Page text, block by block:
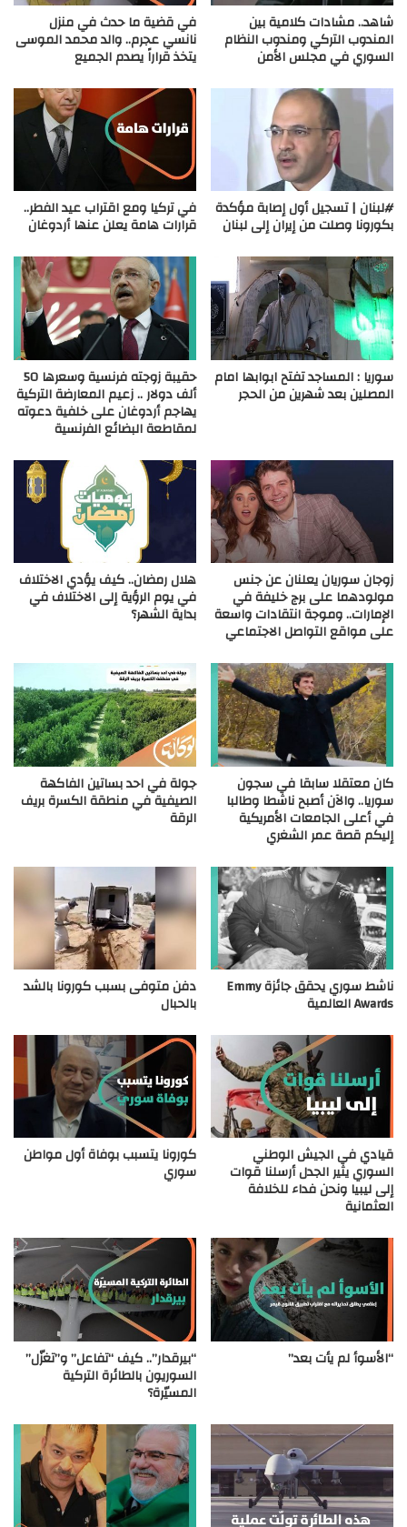
شاهد.. مشادات كلامية بين
المندوب التركي ومندوب النظام
السوري في مجلس الأمن
في قضية ما حدث في منزل
نانسي عجرم.. والد محمد الموسى
يتخذ قراراً يصدم الجميع
#لبنان | تسجيل أول إصابة مؤكدة
بكورونا وصلت من إيران إلى لبنان
في تركيا ومع اقتراب عيد الفطر..
قرارات هامة يعلن عنها أردوغان
سوريا : المساجد تفتح ابوابها امام
المصلين بعد شهرين من الحجر
حقيبة زوجته فرنسية وسعرها 50
ألف دولار .. زعيم المعارضة التركية
يهاجم أردوغان على خلفية دعوته
لمقاطعة البضائع الفرنسية
زوجان سوريان يعلنان عن جنس
مولودهما على برج خليفة في
الإمارات.. وموجة انتقادات واسعة
على مواقع التواصل الاجتماعي
هلال رمضان.. كيف يؤدي الاختلاف
في يوم الرؤية إلى الاختلاف في
بداية الشهر؟
كان معتقلا سابقا في سجون
سوريا.. والآن أصبح ناشطا وطالبا
في أعلى الجامعات الأمريكية
إليكم قصة عمر الشغري
جولة في احد بساتين الفاكهة
الصيفية في منطقة الكسرة بريف
الرقة
ناشط سوري يحقق جائزة Emmy
Awards العالمية
دفن متوفى بسبب كورونا بالشد
بالحبال
قيادي في الجيش الوطني
السوري يثير الجدل أرسلنا قوات
إلى ليبيا ونحن فداء للخلافة
العثمانية
كورونا يتسبب بوفاة أول مواطن
سوري
“الأسوأ لم يأت بعد” “بيرقدار”.. كيف “تفاعل” و”تغزّل”
السوريون بالطائرة التركية
المسيّرة؟